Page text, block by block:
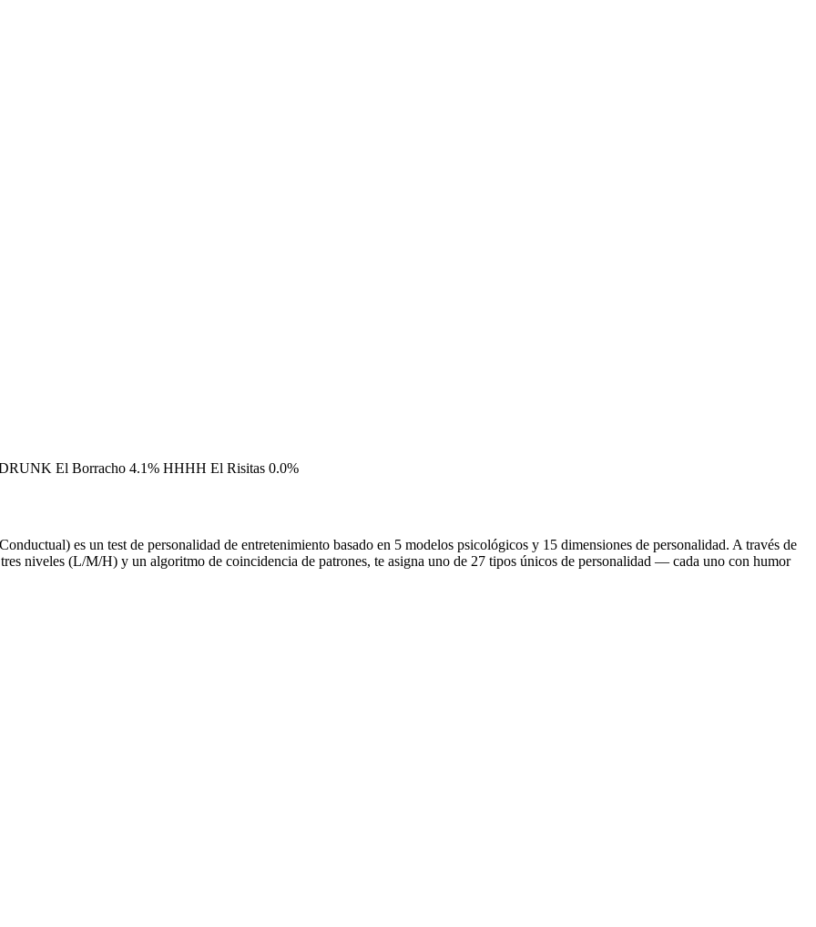
El Borracho 4.1% HHHH El Risitas 0.0%
es un test de personalidad de entretenimiento basado en 5 modelos psicológicos y 15 dimensiones de personalidad. A través de
niveles (L/M/H) y un algoritmo de coincidencia de patrones, te asigna uno de 27 tipos únicos de personalidad — cada uno con humor